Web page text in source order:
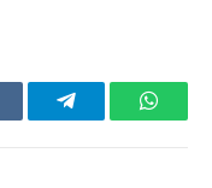
ВКонтактеTelegram